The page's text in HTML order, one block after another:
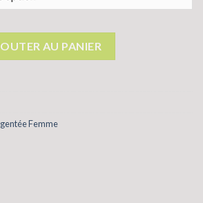
argentée femme
AU PANIER
Femme